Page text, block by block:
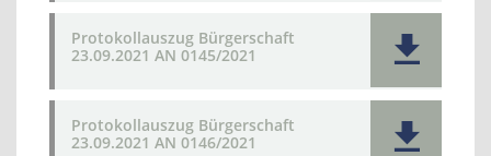
Protokollauszug Bürgerschaft
23.09.2021 AN 0145/2021
Protokollauszug Bürgerschaft
23.09.2021 AN 0146/2021